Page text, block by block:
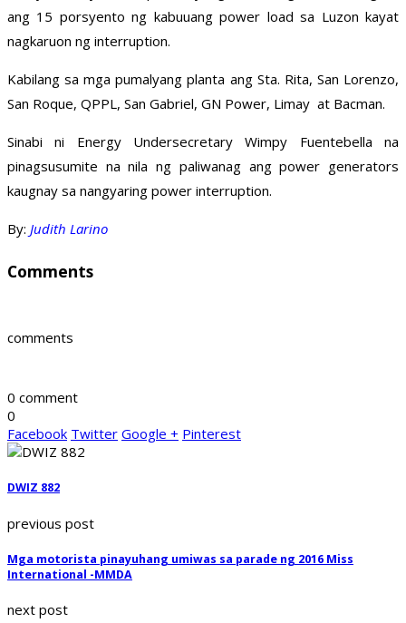
ang 15 porsyento ng kabuuang power load sa Luzon kayat
nagkaruon ng interruption.
Kabilang sa mga pumalyang planta ang Sta. Rita, San Lorenzo,
San Roque, QPPL, San Gabriel, GN Power, Limay at Bacman.
Sinabi ni Energy Undersecretary Wimpy Fuentebella na
pinagsusumite na nila ng paliwanag ang power generators
kaugnay sa nangyaring power interruption.
By: Judith Larino
Comments
comments
0 comment
0
Facebook Twitter Google + Pinterest
DWIZ 882
previous post
Mga motorista pinayuhang umiwas sa parade ng 2016 Miss
International -MMDA
next post